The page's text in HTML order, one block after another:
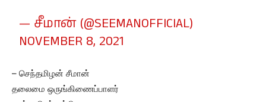
— சீமான் (@SEEMANOFFICIAL)
NOVEMBER 8, 2021
– செந்தமிழன் சீமான்
தலைமை ஒருங்கிணைப்பாளர்